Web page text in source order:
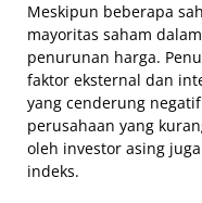
Meskipun beberapa
mayoritas saham
penurunan harga.
faktor eksternal dan
yang cenderung
perusahaan yang
oleh investor asing
indeks.